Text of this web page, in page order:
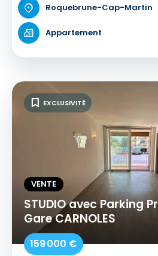
Roquebrune-Cap-Martin
Appartement
VENTE
STUDIO avec Parking
Gare CARNOLES
159 000 €
EXCLUSIVITÉ